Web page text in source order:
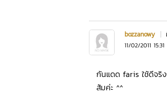
bozzanowy |
11/02/2011 15:31
กันแดด faris ใช้ดีจริง
ส้มค่ะ ^^